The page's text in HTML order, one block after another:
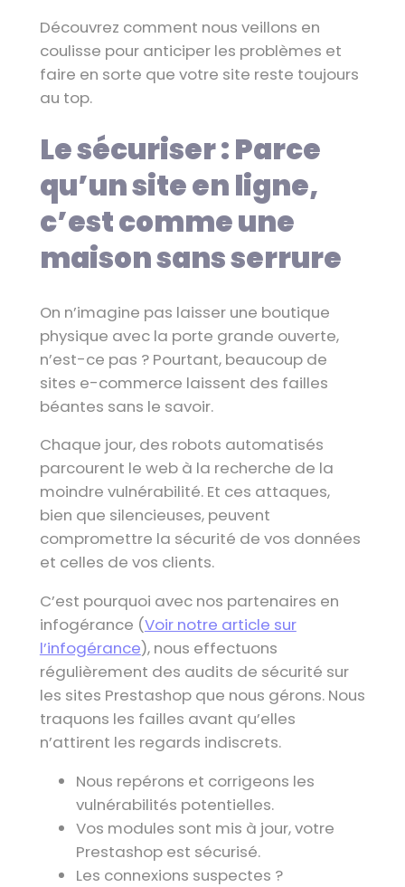
Découvrez comment nous veillons en
coulisse pour anticiper les problèmes et
faire en sorte que votre site reste toujours
au top.
Le sécuriser : Parce
qu’un site en ligne,
c’est comme une
maison sans serrure
On n’imagine pas laisser une boutique
physique avec la porte grande ouverte,
n’est-ce pas ? Pourtant, beaucoup de
sites e-commerce laissent des failles
béantes sans le savoir.
Chaque jour, des robots automatisés
parcourent le web à la recherche de la
moindre vulnérabilité. Et ces attaques,
bien que silencieuses, peuvent
compromettre la sécurité de vos données
et celles de vos clients.
C’est pourquoi avec nos partenaires en
infogérance (Voir notre article sur
l’infogérance), nous effectuons
régulièrement des audits de sécurité sur
les sites Prestashop que nous gérons. Nous
traquons les failles avant qu’elles
n’attirent les regards indiscrets.
Nous repérons et corrigeons les
vulnérabilités potentielles.
Vos modules sont mis à jour, votre
Prestashop est sécurisé.
Les connexions suspectes ?